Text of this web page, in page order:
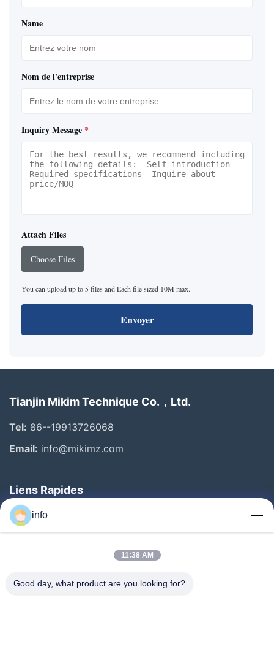
Name
Nom de l'entreprise
Inquiry Message *
Attach Files
Choose Files
You can upload up to 5 files and Each file sized 10M max.
Envoyer
Tianjin Mikim Technique Co.，Ltd.
Tel: 86--19913726068
Email: info@mikimz.com
Liens Rapides
Accueil
Produits
Spectacle De Réalité Virtuelle
À Propos De Nous
info
11:38 AM
Good day, what product are you looking for?